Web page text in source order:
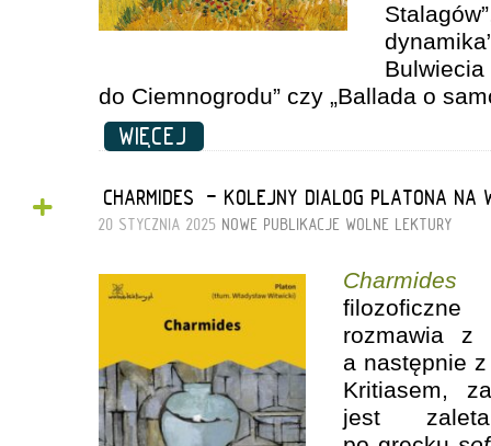
do Ciemnogrodu” czy „Ballada o
WIĘCEJ
+ „CHARMIDES” - KOLEJNY DIALOG PLATONA NA
20 STYCZNIA 2025 NOWE PUBLIKACJE WOLNE LEKTURY
Charmides
rozmawia z
a następnie
Kritiasem,
jest